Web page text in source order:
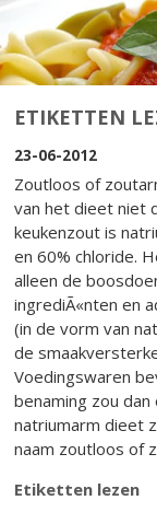
ETIKETTEN
23-06-2012
Zoutloos of
van het dieet niet
keukenzout is
en 60% chloride.
alleen de
ingrediÃ«nten en
(in de vorm van
de
Voedingswaren
benaming zou
natriumarm dieet
naam zoutloos of
Etiketten lezen